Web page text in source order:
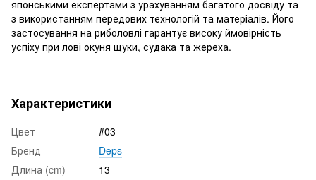
японськими експертами з урахуванням багатого досвіду та
з використанням передових технологій та матеріалів. Його
застосування на риболовлі гарантує високу ймовірність
успіху при лові окуня щуки, судака та жереха.
Характеристики
Цвет
#03
Бренд
Deps
Длина (cm)
13